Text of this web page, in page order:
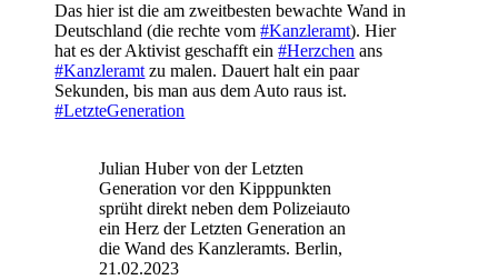
Das hier ist die am zweitbesten bewachte Wand in
Deutschland (die rechte vom#Kanzleramt). Hier
hat es der Aktivist geschafft ein#Herzchen ans
#Kanzleramt zu malen. Dauert halt ein paar
Sekunden, bis man aus dem Auto raus ist.
#LetzteGeneration
Julian Huber von der Letzten
Generation vor den Kipppunkten
sprüht direkt neben dem Polizeiauto
ein Herz der Letzten Generation an
die Wand des Kanzleramts. Berlin,
21.02.2023